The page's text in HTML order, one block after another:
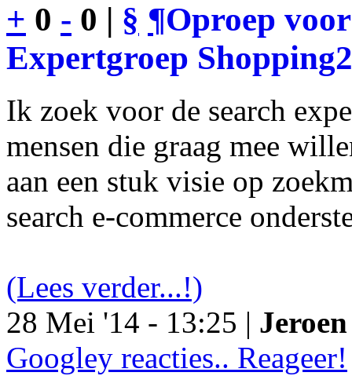
+ 0 - 0 | § ¶Oproep
Expertgroep
Ik zoek voor de search
mensen die graag mee
aan een stuk visie op
search e-commerce
(Lees verder...!)
28 Mei '14 - 13:25 |
Googley reacties.. Reageer!